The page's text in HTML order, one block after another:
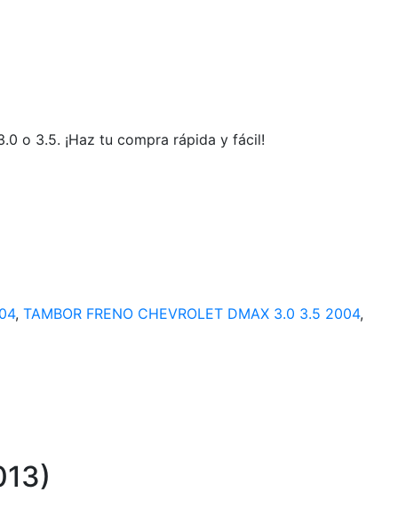
o 3.5. ¡Haz tu compra rápida y fácil!
, TAMBOR FRENO CHEVROLET DMAX 3.0 3.5 2004,